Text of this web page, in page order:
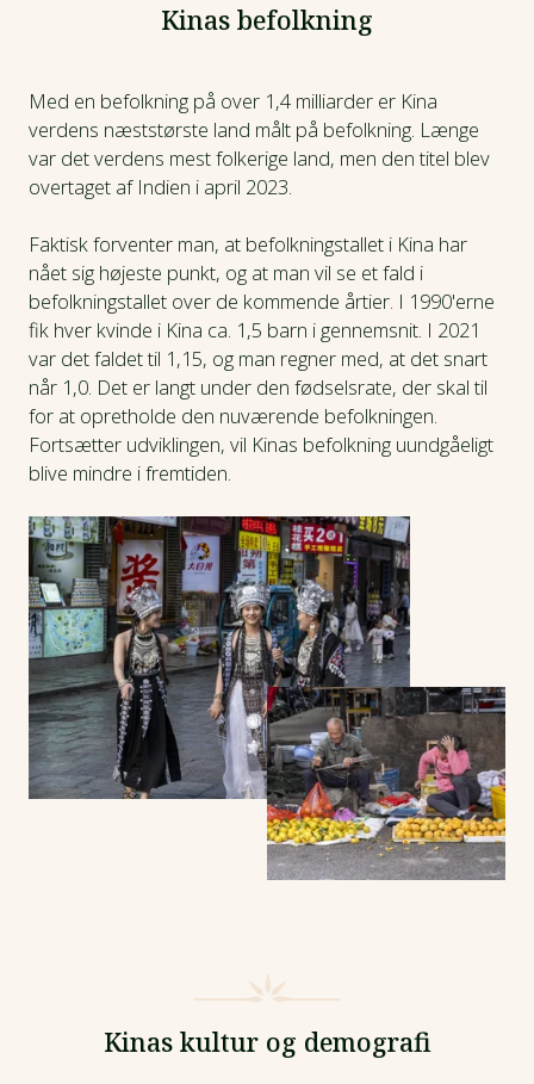
Kinas befolkning
Med en befolkning på over 1,4 milliarder er Kina
verdens næststørste land målt på befolkning. Længe
var det verdens mest folkerige land, men den titel blev
overtaget af Indien i april 2023.
Faktisk forventer man, at befolkningstallet i Kina har
nået sig højeste punkt, og at man vil se et fald i
befolkningstallet over de kommende årtier. I 1990'erne
fik hver kvinde i Kina ca. 1,5 barn i gennemsnit. I 2021
var det faldet til 1,15, og man regner med, at det snart
når 1,0. Det er langt under den fødselsrate, der skal til
for at opretholde den nuværende befolkningen.
Fortsætter udviklingen, vil Kinas befolkning uundgåeligt
blive mindre i fremtiden.
Kinas kultur og demografi